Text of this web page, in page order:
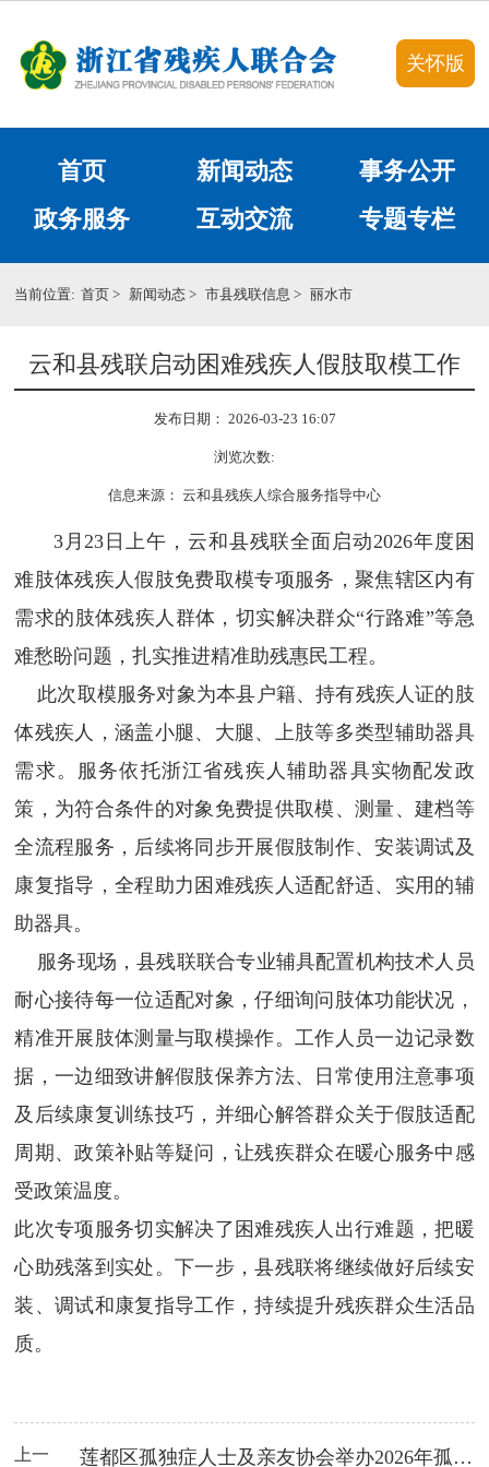
关怀版
首页 新闻动态
事务公开
政务服务
互动交流 专题专栏
当前位置: 首页 > 新闻动态> 市县残联信息> 丽水市
云和县残联启动困难残疾人假肢取模工作
发布日期： 2026-03-23 16:07
浏览次数:
信息来源： 云和县残疾人综合服务指导中心
3月23日上午，云和县残联全面启动2026年度困
难肢体残疾人假肢免费取模专项服务，聚焦辖区内有
需求的肢体残疾人群体，切实解决群众“行路难”等急
难愁盼问题，扎实推进精准助残惠民工程。
此次取模服务对象为本县户籍、持有残疾人证的肢
体残疾人，涵盖小腿、大腿、上肢等多类型辅助器具
需求。服务依托浙江省残疾人辅助器具实物配发政
策，为符合条件的对象免费提供取模、测量、建档等
全流程服务，后续将同步开展假肢制作、安装调试及
康复指导，全程助力困难残疾人适配舒适、实用的辅
助器具。
服务现场，县残联联合专业辅具配置机构技术人员
耐心接待每一位适配对象，仔细询问肢体功能状况，
精准开展肢体测量与取模操作。工作人员一边记录数
据，一边细致讲解假肢保养方法、日常使用注意事项
及后续康复训练技巧，并细心解答群众关于假肢适配
周期、政策补贴等疑问，让残疾群众在暖心服务中感
受政策温度。
此次专项服务切实解决了困难残疾人出行难题，把暖
心助残落到实处。下一步，县残联将继续做好后续安
装、调试和康复指导工作，持续提升残疾群众生活品
质。
上一 莲都区孤独症人士及亲友协会举办2026年孤独症日融合倡导活动